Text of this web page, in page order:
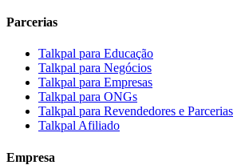
Parcerias
Talkpal para Educação
Talkpal para Negócios
Talkpal para Empresas
Talkpal para ONGs
Talkpal para Revendedores e Parcerias
Talkpal Afiliado
Empresa